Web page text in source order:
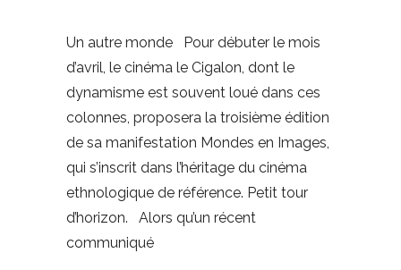
Un autre monde Pour débuter le mois
d’avril, le cinéma le Cigalon, dont le
dynamisme est souvent loué dans ces
colonnes, proposera la troisième édition
de sa manifestation Mondes en Images,
qui s’inscrit dans l’héritage du cinéma
ethnologique de référence. Petit tour
d’horizon. Alors qu’un récent
communiqué